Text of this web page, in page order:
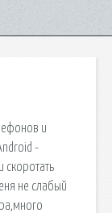
и
-
скоротать
не слабый